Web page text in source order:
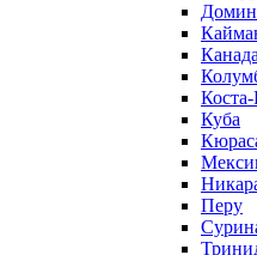
Канада
Куба
Перу